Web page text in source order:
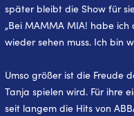
später bleibt die Show für
„Bei MAMMA MIA! habe
wieder sehen muss. Ich bin
Umso größer ist die Freude
Tanja spielen wird. Für ihre
seit langem die Hits von